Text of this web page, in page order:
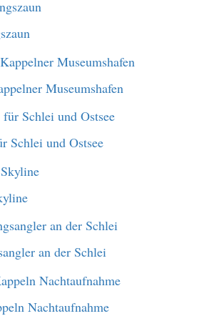
Museumshafen
Schlei und Ostsee
an der Schlei
Nachtaufnahme